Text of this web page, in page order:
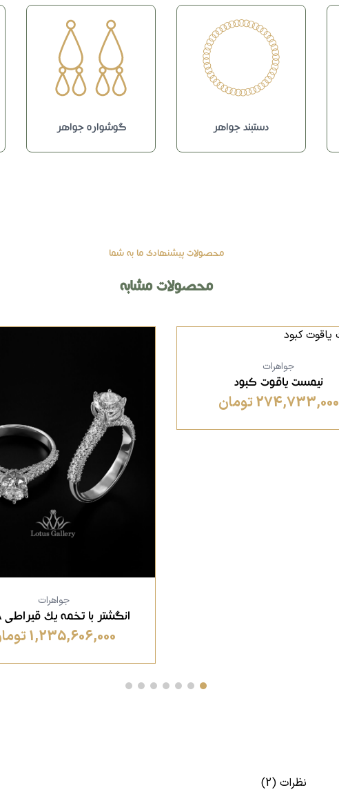
دستبند جواهر گوشواره جواهر
محصولات پیشنهادی ما به شما
محصولات مشابه
جواهرات
نیمست یاقوت کبود
274,733,000 تومان
جواهرات
انگشتر با تخمه یک قیراطی GIA
1,235,606,000 تومان
نظرات (2)